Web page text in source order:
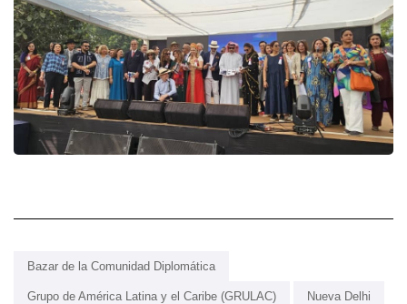
Bazar de la Comunidad Diplomática
Grupo de América Latina y el Caribe (GRULAC) Nueva Delhi